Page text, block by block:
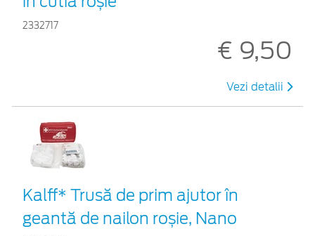
2332717
€ 9,50
Vezi detalii
Kalff* Trusă de prim ajutor în
geantă de nailon roșie, Nano